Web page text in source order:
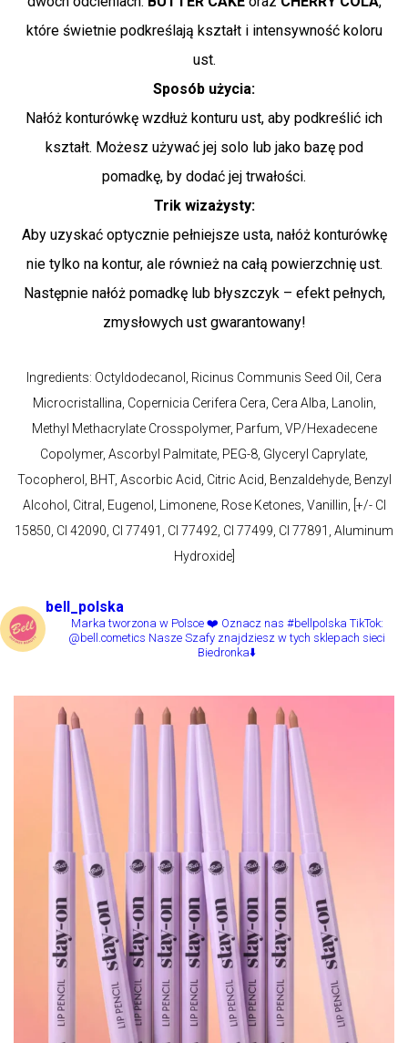
które świetnie podkreślają kształt i intensywność koloru
ust.
Sposób użycia:
Nałóż konturówkę wzdłuż konturu ust, aby podkreślić ich
kształt. Możesz używać jej solo lub jako bazę pod
pomadkę, by dodać jej trwałości.
Trik wizażysty:
Aby uzyskać optycznie pełniejsze usta, nałóż konturówkę
nie tylko na kontur, ale również na całą powierzchnię ust.
Następnie nałóż pomadkę lub błyszczyk – efekt pełnych,
zmysłowych ust gwarantowany!
Ingredients: Octyldodecanol, Ricinus Communis Seed Oil, Cera
Microcristallina, Copernicia Cerifera Cera, Cera Alba, Lanolin,
Methyl Methacrylate Crosspolymer, Parfum, VP/Hexadecene
Copolymer, Ascorbyl Palmitate, PEG-8, Glyceryl Caprylate,
Tocopherol, BHT, Ascorbic Acid, Citric Acid, Benzaldehyde, Benzyl
Alcohol, Citral, Eugenol, Limonene, Rose Ketones, Vanillin, [+/- CI
15850, CI 42090, CI 77491, CI 77492, CI 77499, CI 77891, Aluminum
Hydroxide]
bell_polska
Marka tworzona w Polsce ❤️ Oznacz nas #bellpolska TikTok:
@bell.cometics Nasze Szafy znajdziesz w tych sklepach sieci
Biedronka⬇️